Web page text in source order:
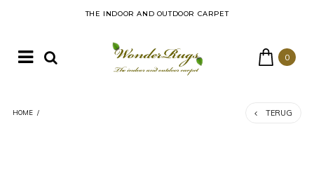
THE INDOOR AND OUTDOOR CARPET
0
HOME / TERUG